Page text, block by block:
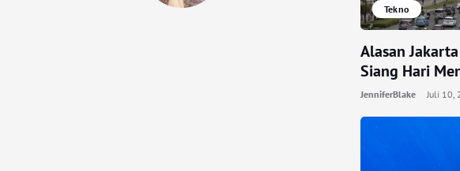
Tekno
Alasan
Siang Hari
JenniferBlake Juli 10,